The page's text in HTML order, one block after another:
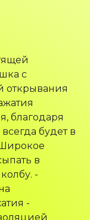
с
открывания
благодаря
будет в
в
-
-